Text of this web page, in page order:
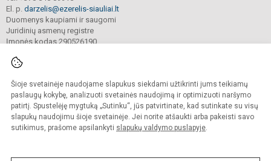
Šioje svetainėje naudojame slapukus siekdami užtikrinti jums teikiamų
paslaugų kokybę, analizuoti svetainės naudojimą ir optimizuoti naršymo
patirtį. Spustelėję mygtuką „Sutinku“, jūs patvirtinate, kad sutinkate su visų
slapukų naudojimu šioje svetainėje. Jei norite atšaukti arba pakeisti savo
sutikimus, prašome apsilankyti slapukų valdymo puslapyje.
El. p. darzelis@ezerelis-siauliai.lt
Duomenys kaupiami ir saugomi
Juridinių asmenų registre
Įmonės kodas 290526190
© 2023. Šiaulių lopšelis - darželis „Ežerėlis“. Visos teisės saugomos.
Kopijuoti turinį be raštiško įstaigos administracijos sutikimo griežtai draudžiama.
Versija neįgaliesiems Slapukų valdymas
Sumanus būdas atnaujinti